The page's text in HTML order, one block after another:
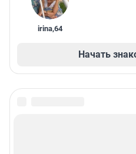
irina,64
Начать